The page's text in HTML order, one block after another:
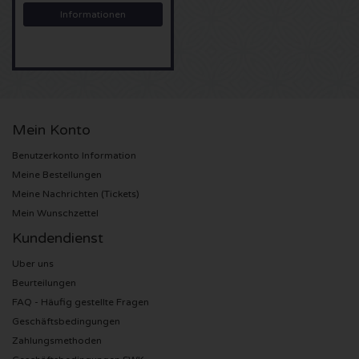
Bruno Mars Karten
Eminem Karten
John Mayer Karten
Enrique Iglesias Karten
Rihanna Karten
Informationen
Mein Konto
Benutzerkonto Information
Meine Bestellungen
Meine Nachrichten (Tickets)
Mein Wunschzettel
Kundendienst
Uber uns
Beurteilungen
FAQ - Häufig gestellte Fragen
Geschäftsbedingungen
Zahlungsmethoden